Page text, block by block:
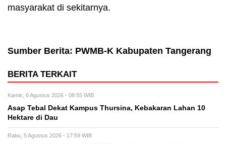
masyarakat di sekitarnya.
Sumber Berita: PWMB-K Kabupaten Tangerang
BERITA TERKAIT
Kamis, 6 Agustus 2026 - 08:55 WIB
Asap Tebal Dekat Kampus Thursina, Kebakaran Lahan 10
Hektare di Dau
Rabu, 5 Agustus 2026 - 17:59 WIB